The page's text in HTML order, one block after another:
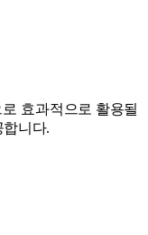
효과적으로 활용될
니다.